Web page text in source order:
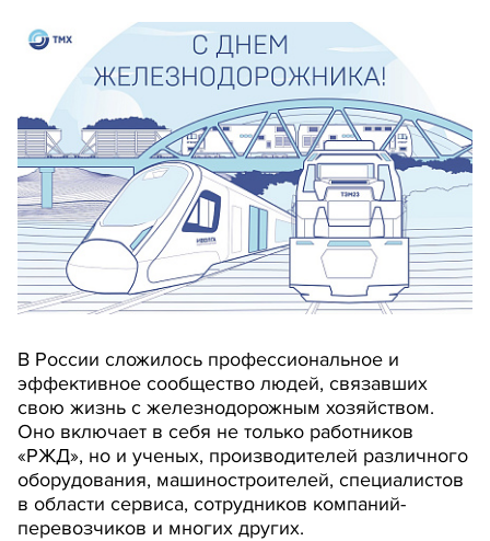
В России сложилось профессиональное и
эффективное сообщество людей, связавших
свою жизнь с железнодорожным хозяйством.
Оно включает в себя не только работников
«РЖД», но и ученых, производителей различного
оборудования, машиностроителей, специалистов
в области сервиса, сотрудников компаний-
перевозчиков и многих других.